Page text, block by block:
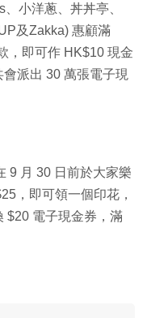
小洋蔥、丼丼亭、
及Zakka) 惠顧滿
，即可作 HK$10 現金
派出 30 萬張電子現
9 月 30 日前於大家樂
，即可領一個印花，
$20 電子現金券，滿